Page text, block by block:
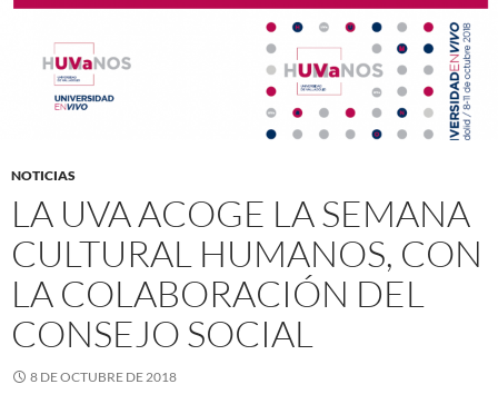
NOTICIAS
LA UVA ACOGE LA SEMANA
CULTURAL HUMANOS, CON
LA COLABORACIÓN DEL
CONSEJO SOCIAL
8 DE OCTUBRE DE 2018